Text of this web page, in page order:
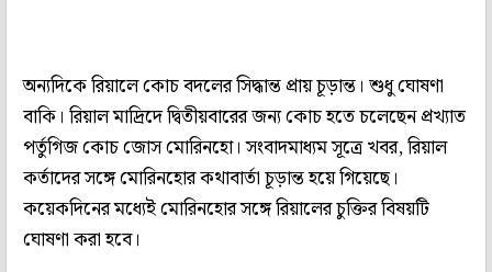
অন্যদিকে রিয়ালে কোচ বদলের সিদ্ধান্ত প্রায় চূড়ান্ত। শুধু ঘোষণা
বাকি। রিয়াল মাদ্রিদে দ্বিতীয়বারের জন্য কোচ হতে চলেছেন প্রখ্যাত
পর্তুগিজ কোচ জোস মোরিনহো। সংবাদমাধ্যম সূত্রে খবর, রিয়াল
কর্তাদের সঙ্গে মোরিনহোর কথাবার্তা চূড়ান্ত হয়ে গিয়েছে।
কয়েকদিনের মধ্যেই মোরিনহোর সঙ্গে রিয়ালের চুক্তির বিষয়টি
ঘোষণা করা হবে।